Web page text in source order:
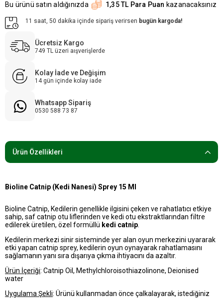
Bu ürünü satın aldığınızda 1,35 TL Para Puan kazanacaksınız
11 saat, 50 dakika içinde sipariş verirsen bugün kargoda!
Ücretsiz Kargo
749 TL üzeri aışverişlerde
Kolay İade ve Değişim
14 gün içinde kolay iade
Whatsapp Sipariş
0530 588 73 87
Ürün Özellikleri
Bioline Catnip (Kedi Nanesi) Sprey 15 Ml
Bioline Catnip, Kedilerin genellikle ilgisini çeken ve rahatlatıcı etkiye
sahip, saf catnip otu liflerinden ve kedi otu ekstraktlarından filtre
edilerek üretilen, özel formüllü kedi catnip
Kedilerin merkezi sinir sisteminde yer alan oyun merkezini uyararak
etki yapan catnip sprey, kedilerin oyun oynayarak rahatlamasını
sağlamanın yanı sıra dışarıya çıkma ihtiyacını da azaltır.
Ürün İçeriği: Catnip Oil, Methylchloroisothiazolinone, Deionised
water
Uygulama Şekli: Ürünü kullanmadan önce çalkalayarak, istediğiniz